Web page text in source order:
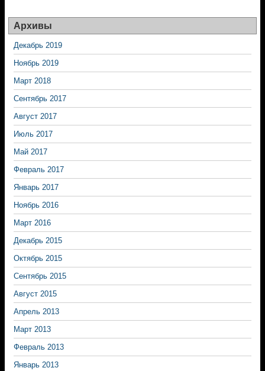
Архивы
Декабрь 2019
Ноябрь 2019
Март 2018
Сентябрь 2017
Август 2017
Июль 2017
Май 2017
Февраль 2017
Январь 2017
Ноябрь 2016
Март 2016
Декабрь 2015
Октябрь 2015
Сентябрь 2015
Август 2015
Апрель 2013
Март 2013
Февраль 2013
Январь 2013